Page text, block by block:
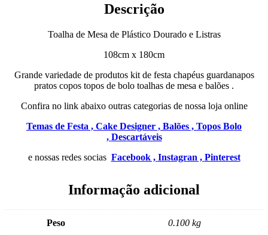
Descrição
Toalha de Mesa de Plástico Dourado e Listras
108cm x 180cm
Grande variedade de produtos kit de festa chapéus guardanapos
pratos copos topos de bolo toalhas de mesa e balões .
Confira no link abaixo outras categorias de nossa loja online
Temas de Festa , Cake Designer , Balões , Topos Bolo
, Descartáveis
e nossas redes socias Facebook , Instagran , Pinterest
Informação adicional
Peso 0.100 kg